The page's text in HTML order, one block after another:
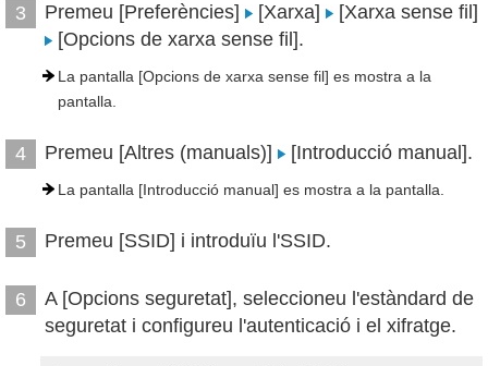
3 Premeu [Preferències] [Xarxa]
[Xarxa sense fil]
[Opcions de xarxa sense fil].
La pantalla [Opcions de xarxa sense fil] es mostra a la
pantalla.
4 Premeu [Altres (manuals)] [Introducció manual].
La pantalla [Introducció manual] es mostra a la pantalla.
5 Premeu [SSID] i introduïu l'SSID.
6
A [Opcions seguretat], seleccioneu l'estàndard de
seguretat i configureu l'autenticació i el xifratge.